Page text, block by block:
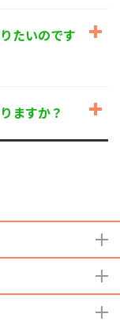
たいのです
ますか？